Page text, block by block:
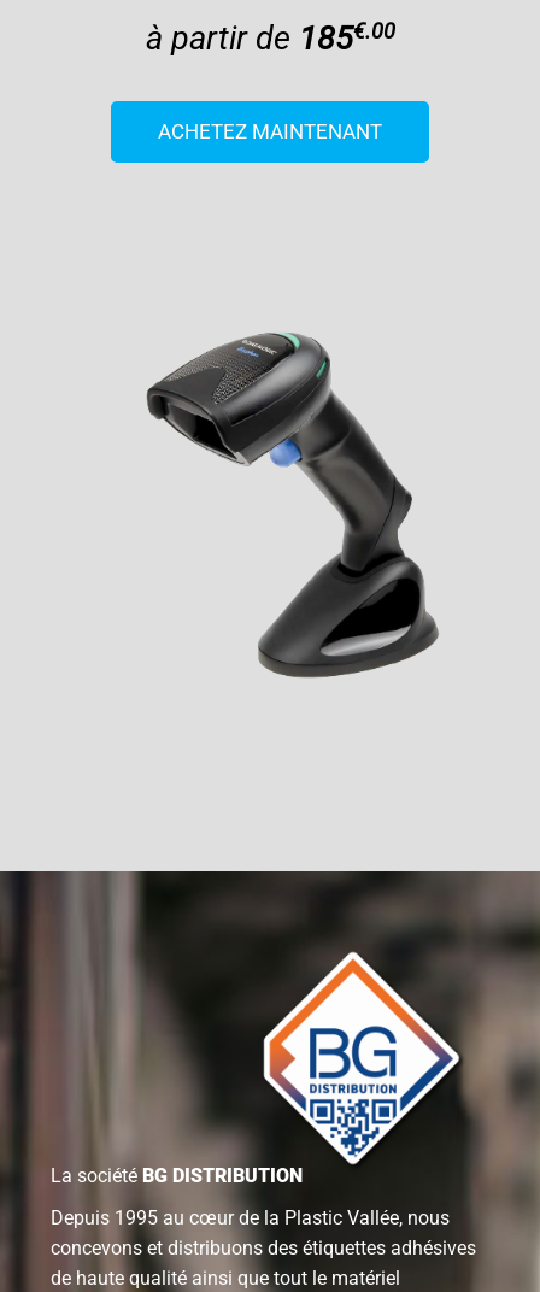
à partir de 185€.00
ACHETEZ MAINTENANT
La société BG DISTRIBUTION
Depuis 1995 au cœur de la Plastic Vallée, nous
concevons et distribuons des étiquettes adhésives
de haute qualité ainsi que tout le matériel